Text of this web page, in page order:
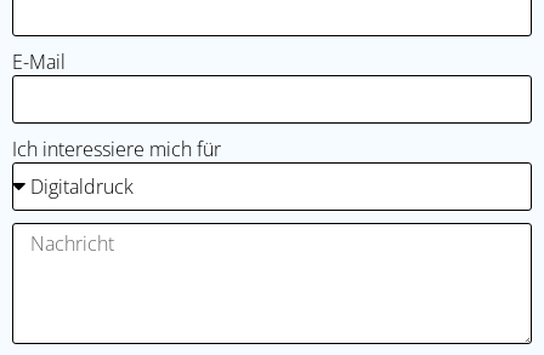
E-Mail
Ich interessiere mich für